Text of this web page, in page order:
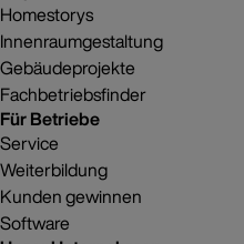
Homestorys
Innenraumgestaltung
Gebäudeprojekte
Fachbetriebsfinder
Für Betriebe
Service
Weiterbildung
Kunden gewinnen
Software